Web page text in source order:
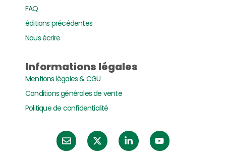
FAQ
éditions précédentes
Nous écrire
Informations légales
Mentions légales & CGU
Conditions générales de vente
Politique de confidentialité